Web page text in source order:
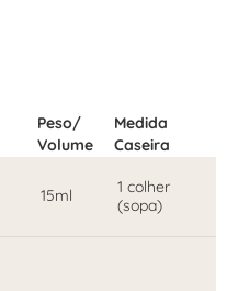
Peso/
Volume
Medida
Caseira
15ml
1 colher
(sopa)